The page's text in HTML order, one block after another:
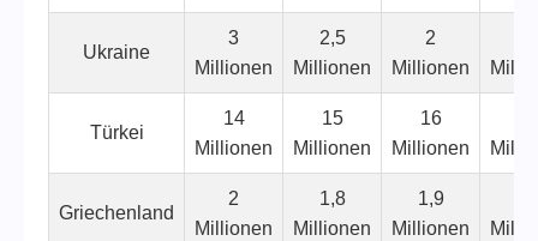
Ukraine
3
Millionen
2,5
Millionen
2
Millionen
Türkei
14
Millionen
15
Millionen
16
Millionen
Griechenland
2
Millionen
1,8
Millionen
1,9
Millionen